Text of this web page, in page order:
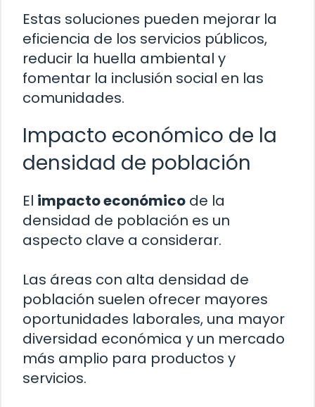
Estas soluciones pueden mejorar la
eficiencia de los servicios públicos,
reducir la huella ambiental y
fomentar la inclusión social en las
comunidades.
Impacto económico de la
densidad de población
El impacto económico de la
densidad de población es un
aspecto clave a considerar.
Las áreas con alta densidad de
población suelen ofrecer mayores
oportunidades laborales, una mayor
diversidad económica y un mercado
más amplio para productos y
servicios.